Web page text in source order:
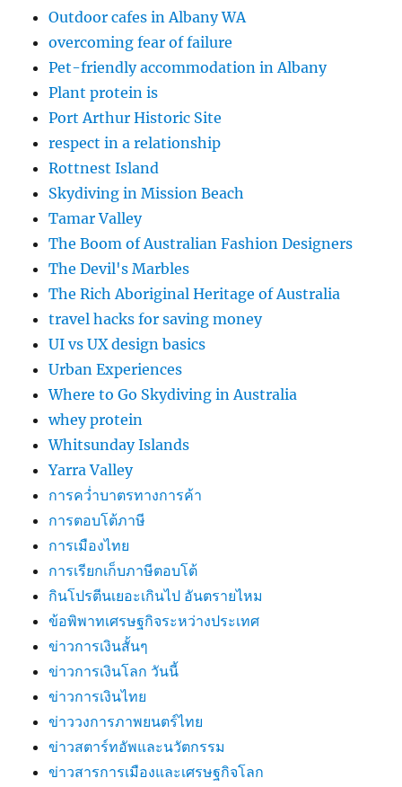
Outdoor cafes in Albany WA
overcoming fear of failure
Pet-friendly accommodation in Albany
Plant protein is
Port Arthur Historic Site
respect in a relationship
Rottnest Island
Skydiving in Mission Beach
Tamar Valley
The Boom of Australian Fashion Designers
The Devil's Marbles
The Rich Aboriginal Heritage of Australia
travel hacks for saving money
UI vs UX design basics
Urban Experiences
Where to Go Skydiving in Australia
whey protein
Whitsunday Islands
Yarra Valley
การคว่ำบาตรทางการค้า
การตอบโต้ภาษี
การเมืองไทย
การเรียกเก็บภาษีตอบโต้
กินโปรตีนเยอะเกินไป อันตรายไหม
ข้อพิพาทเศรษฐกิจระหว่างประเทศ
ข่าวการเงินสั้นๆ
ข่าวการเงินโลก วันนี้
ข่าวการเงินไทย
ข่าววงการภาพยนตร์ไทย
ข่าวสตาร์ทอัพและนวัตกรรม
ข่าวสารการเมืองและเศรษฐกิจโลก